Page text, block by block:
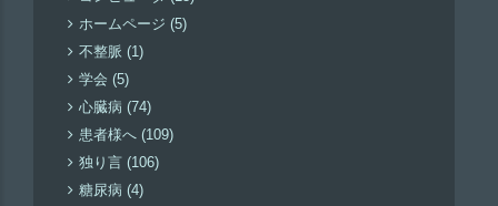
ホームページ (5)
不整脈 (1)
学会 (5)
心臓病 (74)
患者様へ (109)
独り言 (106)
糖尿病 (4)